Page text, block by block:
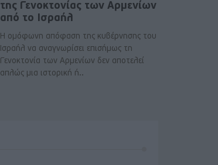
της Γενοκτονίας των Αρμενίων
από το Ισραήλ
Η ομόφωνη απόφαση της κυβέρνησης του
Ισραήλ να αναγνωρίσει επισήμως τη
Γενοκτονία των Αρμενίων δεν αποτελεί
απλώς μια ιστορική ή..